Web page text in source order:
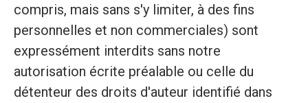
compris, mais sans s'y limiter, à des fins
personnelles et non commerciales) sont
expressément interdits sans notre
autorisation écrite préalable ou celle du
détenteur des droits d'auteur identifié dans